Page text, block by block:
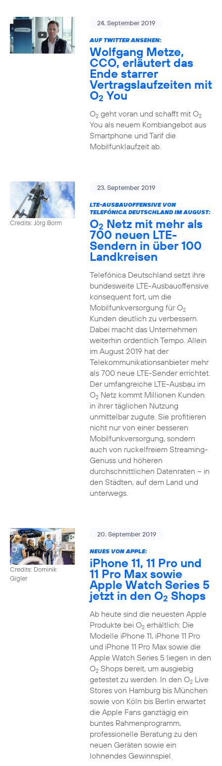
24. September 2019
AUF TWITTER ANSEHEN:
Wolfgang Metze,
CCO, erläutert das
Ende starrer
Vertragslaufzeiten mit
O2 You
O2geht voran und schafft mit O2
You als neuem Kombiangebot aus
Smartphone und Tarif die
Mobilfunklaufzeit ab.
Credits: Jörg Borm
23. September 2019
LTE-AUSBAUOFFENSIVE VON
TELEFÓNICA DEUTSCHLAND IM AUGUST:
O2 Netz mit mehr als
700 neuen LTE-
Sendern in über 100
Landkreisen
Telefónica Deutschland setzt ihre
bundesweite LTE-Ausbauoffensive
konsequent fort, um die
Mobilfunkversorgung für O2
Kunden deutlich zu verbessern.
Dabei macht das Unternehmen
weiterhin ordentlich Tempo. Allein
im August 2019 hat der
Telekommunikationsanbieter mehr
als 700 neue LTE-Sender errichtet.
Der umfangreiche LTE-Ausbau im
O2Netz kommt Millionen Kunden
in ihrer täglichen Nutzung
unmittelbar zugute. Sie profitieren
nicht nur von einer besseren
Mobilfunkversorgung, sondern
auch von ruckelfreiem Streaming-
Genuss und höheren
durchschnittlichen Datenraten – in
den Städten, auf dem Land und
unterwegs.
Credits: Dominik
Gigler
20. September 2019
NEUES VON APPLE:
iPhone 11, 11 Pro und
11 Pro Max sowie
Apple Watch Series 5
jetzt in den O2 Shops
Ab heute sind die neuesten Apple
Produkte bei O2erhältlich: Die
Modelle iPhone 11, iPhone 11 Pro
und iPhone 11 Pro Max sowie die
Apple Watch Series 5 liegen in den
O2Shops bereit, um ausgiebig
getestet zu werden. In den O2Live
Stores von Hamburg bis München
sowie von Köln bis Berlin erwartet
die Apple Fans ganztägig ein
buntes Rahmenprogramm,
professionelle Beratung zu den
neuen Geräten sowie ein
lohnendes Gewinnspiel.